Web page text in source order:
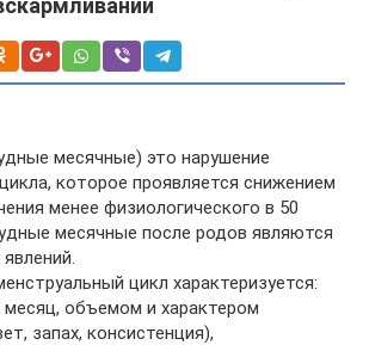
месячные) это нарушение
которое проявляется снижением
менее физиологического в 50
месячные после родов являются
цикл характеризуется:
месяц, объемом и характером
запах, консистенция),